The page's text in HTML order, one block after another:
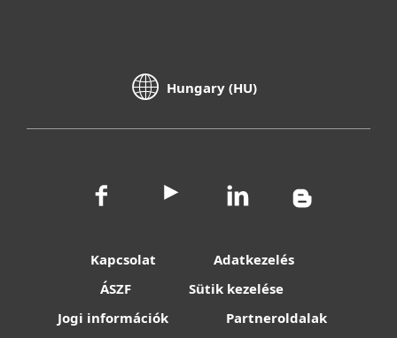
Hungary (HU)
Kapcsolat
Adatkezelés
ÁSZF
Sütik kezelése
Jogi információk
Partneroldalak